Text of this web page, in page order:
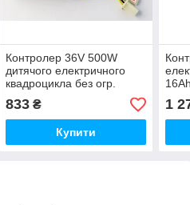
Контролер 36V 500W
дитячого електричного
квадроцикла без огр.
швидкості
833₴
Купити
1